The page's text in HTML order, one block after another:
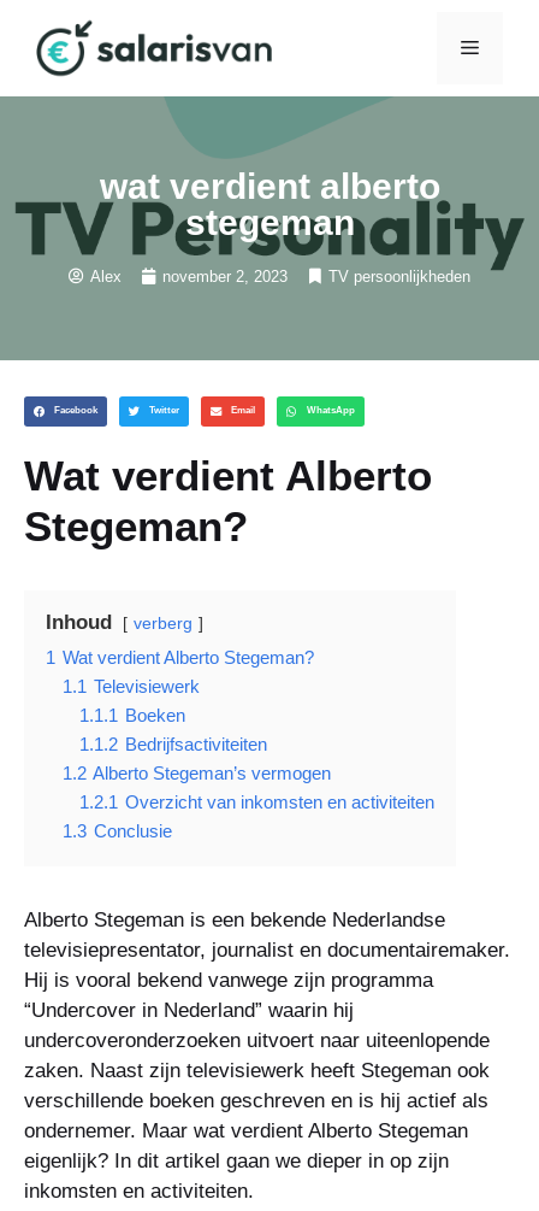
wat verdient alberto
stegeman
Alex november 2, 2023 TV persoonlijkheden
Facebook Twitter Email WhatsApp
Wat verdient Alberto
Stegeman?
Inhoud verberg
1 Wat verdient Alberto Stegeman?
1.1 Televisiewerk
1.1.1 Boeken
1.1.2 Bedrijfsactiviteiten
1.2 Alberto Stegeman’s vermogen
1.2.1 Overzicht van inkomsten en activiteiten
1.3 Conclusie
Alberto Stegeman is een bekende Nederlandse
televisiepresentator, journalist en documentairemaker.
Hij is vooral bekend vanwege zijn programma
“Undercover in Nederland” waarin hij
undercoveronderzoeken uitvoert naar uiteenlopende
zaken. Naast zijn televisiewerk heeft Stegeman ook
verschillende boeken geschreven en is hij actief als
ondernemer. Maar wat verdient Alberto Stegeman
eigenlijk? In dit artikel gaan we dieper in op zijn
inkomsten en activiteiten.